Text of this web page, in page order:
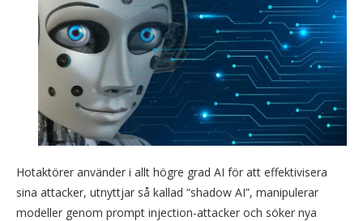
Hotaktörer använder i allt högre grad AI för att effektivisera
sina attacker, utnyttjar så kallad “shadow AI”, manipulerar
modeller genom prompt injection-attacker och söker nya